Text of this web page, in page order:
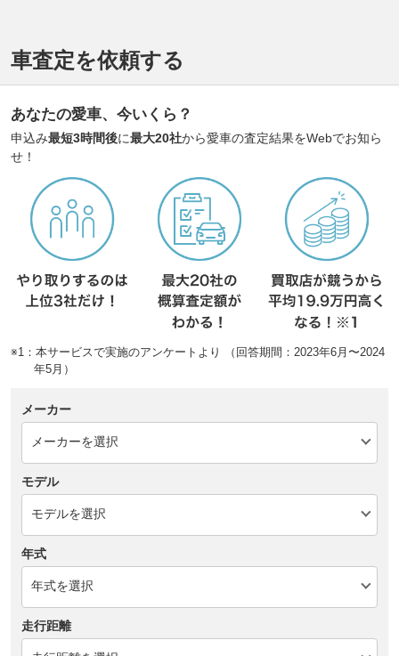
車査定を依頼する
あなたの愛車、今いくら？
申込み最短3時間後に最大20社から愛車の査定結果をWebでお知ら
せ！
※1：本サービスで実施のアンケートより （回答期間：2023年6月〜2024
年5月）
メーカー
モデル
年式
走行距離